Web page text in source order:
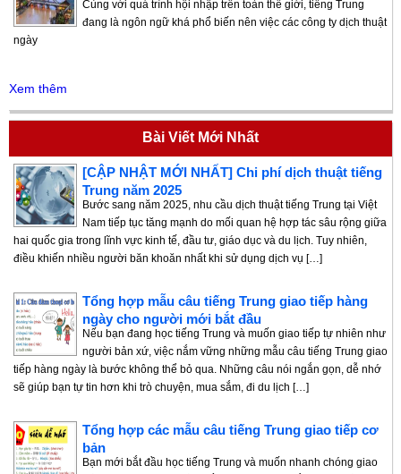
Cùng với quá trình hội nhập trên toàn thế giới, tiếng Trung
đang là ngôn ngữ khá phổ biến nên việc các công ty dịch thuật
ngày
Xem thêm
Bài Viết Mới Nhất
[CẬP NHẬT MỚI NHẤT] Chi phí dịch thuật tiếng
Trung năm 2025
Bước sang năm 2025, nhu cầu dịch thuật tiếng Trung tại Việt
Nam tiếp tục tăng mạnh do mối quan hệ hợp tác sâu rộng giữa
hai quốc gia trong lĩnh vực kinh tế, đầu tư, giáo dục và du lịch. Tuy nhiên,
điều khiến nhiều người băn khoăn nhất khi sử dụng dịch vụ […]
Tổng hợp mẫu câu tiếng Trung giao tiếp hàng
ngày cho người mới bắt đầu
Nếu bạn đang học tiếng Trung và muốn giao tiếp tự nhiên như
người bản xứ, việc nắm vững những mẫu câu tiếng Trung giao
tiếp hàng ngày là bước không thể bỏ qua. Những câu nói ngắn gọn, dễ nhớ
sẽ giúp bạn tự tin hơn khi trò chuyện, mua sắm, đi du lịch […]
Tổng hợp các mẫu câu tiếng Trung giao tiếp cơ
bản
Bạn mới bắt đầu học tiếng Trung và muốn nhanh chóng giao